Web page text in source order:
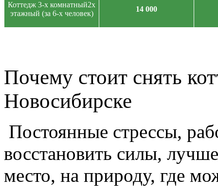
Коттедж 3-х комнатный2х
этажный (за 6-х человек)
14 000
Почему стоит снять
Новосибирске
Постоянные стрессы,
восстановить силы,
место, на природу, где